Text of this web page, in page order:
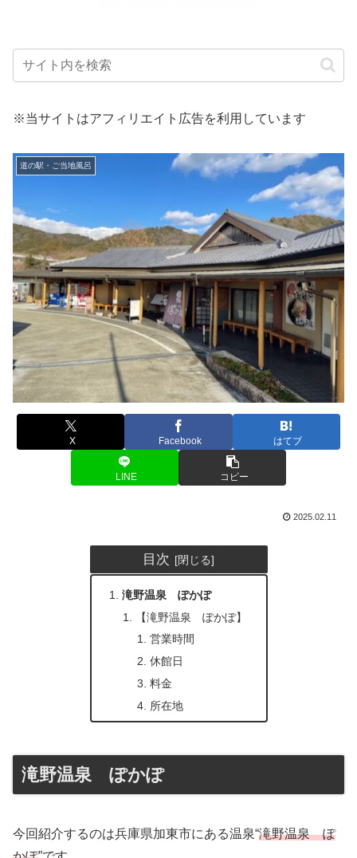
※当サイトはアフィリエイト広告を利用しています
道の駅・ご当地風呂
X Facebook はてブ
LINE コピー
2025.02.11
目次
滝野温泉 ぽかぽ
【滝野温泉 ぽかぽ】
営業時間
休館日
料金
所在地
滝野温泉 ぽかぽ
今回紹介するのは兵庫県加東市にある温泉“滝野温泉 ぽ